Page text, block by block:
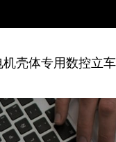
机壳体专用数控立车